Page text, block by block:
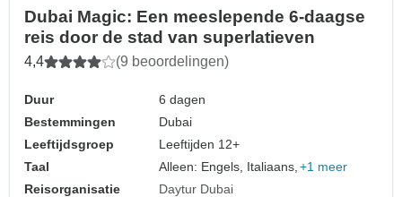
Dubai Magic: Een meeslepende 6-daagse
reis door de stad van superlatieven
4,4 (9 beoordelingen)
Duur
6 dagen
Bestemmingen
Dubai
Leeftijdsgroep
Leeftijden 12+
Taal
Alleen: Engels, Italiaans, +1 meer
Reisorganisatie
Daytur Dubai